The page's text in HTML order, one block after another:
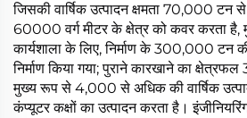
जिसकी वार्षिक उत्पादन क्षमता 70,000
60000 वर्ग मीटर के क्षेत्र को कवर करता है,
कार्यशाला के लिए, निर्माण के 300,000 टन की
निर्माण किया गया; पुराने कारखाने का
मुख्य रूप से 4,000 से अधिक की वार्षिक
कंप्यूटर कक्षों का उत्पादन करता है।